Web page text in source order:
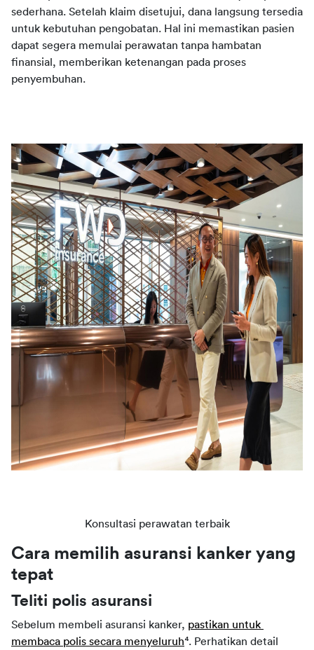
sederhana. Setelah klaim disetujui, dana langsung tersedia
untuk kebutuhan pengobatan. Hal ini memastikan pasien
dapat segera memulai perawatan tanpa hambatan
finansial, memberikan ketenangan pada proses
penyembuhan.
Konsultasi perawatan terbaik
Cara memilih asuransi kanker yang
tepat
Teliti polis asuransi
Sebelum membeli asuransi kanker, pastikan untuk
membaca polis secara menyeluruh⁴. Perhatikan detail